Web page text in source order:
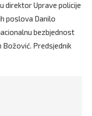
direktor Uprave policije
poslova Danilo
bezbjednost
Božović. Predsjednik